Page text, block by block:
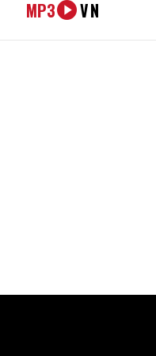
MP3 VN